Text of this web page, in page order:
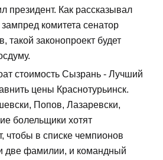
президент. Как рассказывал
комитета сенатор
такой законопроект будет
стоимость Сызрань - Лучший
цены Краснотурьинск.
Попов, Лазаревски,
болельщики хотят
чтобы в списке чемпионов
две фамилии, и командный